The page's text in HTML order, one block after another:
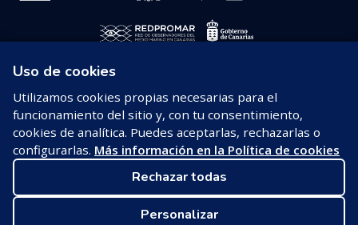
© 2026 REDPROMAR
Aviso legal
Política de privacidad
Política de cookies
Uso de cookies
Utilizamos cookies propias necesarias para el
funcionamiento del sitio y, con tu consentimiento,
cookies de analítica. Puedes aceptarlas, rechazarlas o
configurarlas. Más información en la Política de cookies
Rechazar todas
Personalizar